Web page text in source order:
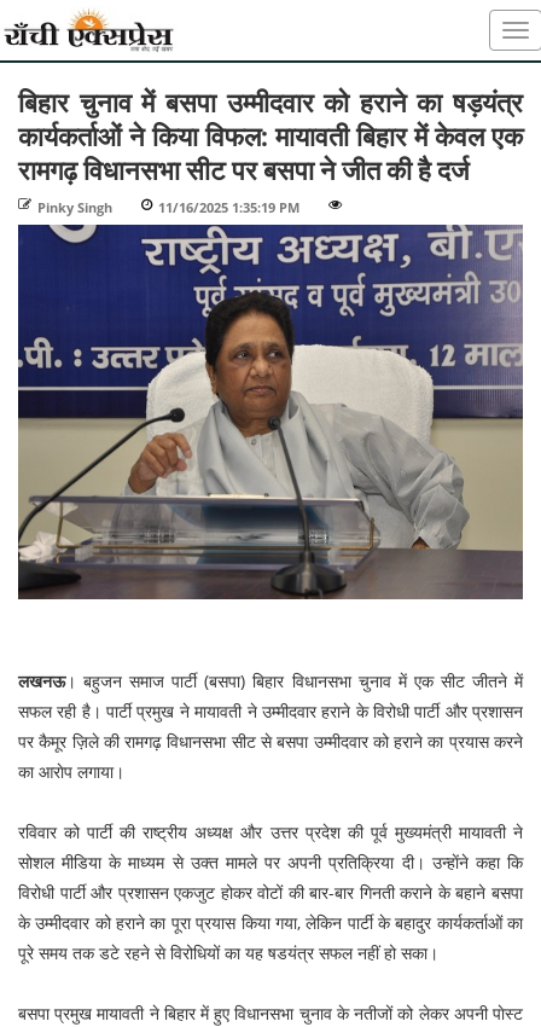
बिहार चुनाव में बसपा उम्मीदवार को हराने का षड़यंत्र
कार्यकर्ताओं ने किया विफल: मायावती बिहार में केवल एक
रामगढ़ विधानसभा सीट पर बसपा ने जीत की है दर्ज
Pinky Singh 11/16/2025 1:35:19 PM
लखनऊ। बहुजन समाज पार्टी (बसपा) बिहार विधानसभा चुनाव में एक सीट जीतने में
सफल रही है। पार्टी प्रमुख ने मायावती ने उम्मीदवार हराने के विरोधी पार्टी और प्रशासन
पर कैमूर ज़िले की रामगढ़ विधानसभा सीट से बसपा उम्मीदवार को हराने का प्रयास करने
का आराेप लगाया।
रविवार को पार्टी की राष्ट्रीय अध्यक्ष और उत्तर प्रदेश की पूर्व मुख्यमंत्री मायावती ने
सोशल मीडिया के माध्यम से उक्त मामले पर अपनी प्रतिक्रिया दी। उन्हाेंने कहा कि
विरोधी पार्टी और प्रशासन एकजुट होकर वोटों की बार-बार गिनती कराने के बहाने बसपा
के उम्मीदवार को हराने का पूरा प्रयास किया गया, लेकिन पार्टी के बहादुर कार्यकर्ताओं का
पूरे समय तक डटे रहने से विरोधियों का यह षडयंत्र सफल नहीं हो सका।
बसपा प्रमुख मायावती ने बिहार में हुए विधानसभा चुनाव के नतीजों को लेकर अपनी पाेस्ट